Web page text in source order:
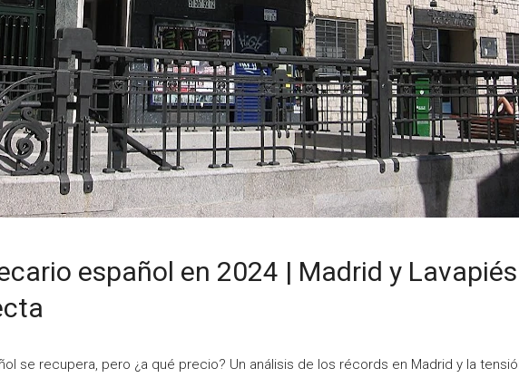
español en 2024 | Madrid y
se recupera, pero ¿a qué precio? Un análisis de los récords en Madrid y la